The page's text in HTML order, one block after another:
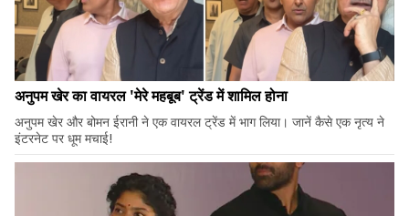
अनुपम खेर का वायरल 'मेरे महबूब' ट्रेंड में शामिल होना
अनुपम खेर और बोमन ईरानी ने एक वायरल ट्रेंड में भाग लिया। जानें कैसे एक नृत्य ने
इंटरनेट पर धूम मचाई!